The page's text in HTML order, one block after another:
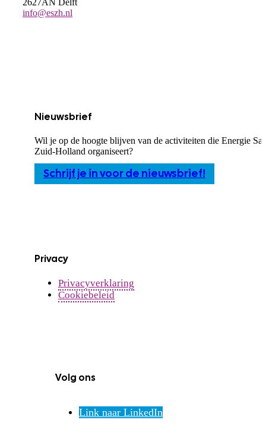
info@eszh.nl
Nieuwsbrief
Wil je op de hoogte blijven van de activiteiten die Energie
Zuid-Holland organiseert?
Schrijf je in voor de nieuwsbrief!
Privacy
Privacyverklaring
Cookiebeleid
Volg ons
Link naar LinkedIn